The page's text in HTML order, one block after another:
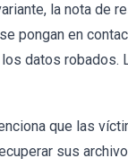
la nota de
pongan en
datos robados.
que las
sus